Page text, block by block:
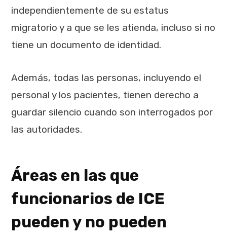
independientemente de su estatus
migratorio y a que se les atienda, incluso si no
tiene un documento de identidad.
Además, todas las personas, incluyendo el
personal y los pacientes, tienen derecho a
guardar silencio cuando son interrogados por
las autoridades.
Áreas en las que
funcionarios de ICE
pueden y no pueden